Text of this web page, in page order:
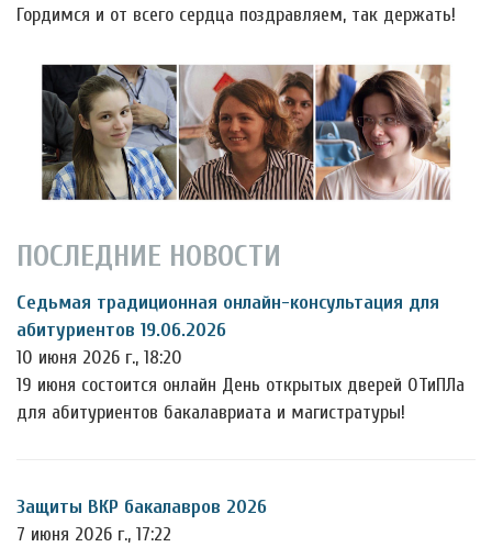
Гордимся и от всего сердца поздравляем, так держать!
ПОСЛЕДНИЕ НОВОСТИ
Седьмая традиционная онлайн-консультация для
абитуриентов 19.06.2026
10 июня 2026 г., 18:20
19 июня состоится онлайн День открытых дверей ОТиПЛа
для абитуриентов бакалавриата и магистратуры!
Защиты ВКР бакалавров 2026
7 июня 2026 г., 17:22